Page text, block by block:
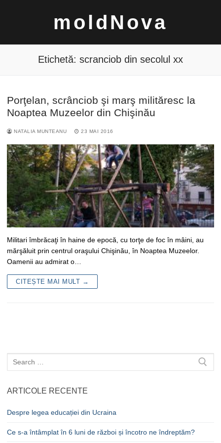
moldNova
Caută
după:
Etichetă: scranciob din secolul xx
Porţelan, scrânciob şi marş milităresc la
Noaptea Muzeelor din Chişinău
NATALIA MUNTEANU 23 MAI 2016
Militari îmbrăcaţi în haine de epocă, cu torţe de foc în mâini, au
mărşăluit prin centrul oraşului Chişinău, în Noaptea Muzeelor.
Oamenii au admirat o…
CITEȘTE MAI MULT →
Caută
după:
ARTICOLE RECENTE
Despre legea educației din Ucraina
Ce s-a întâmplat în 6 luni de război și încotro ne îndreptăm?